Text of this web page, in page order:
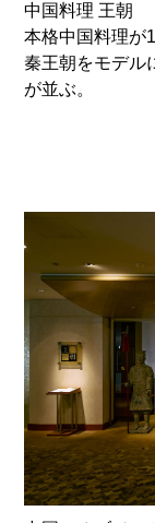
中国料理 王朝
本格中国料理が
秦王朝をモデル
が並ぶ。